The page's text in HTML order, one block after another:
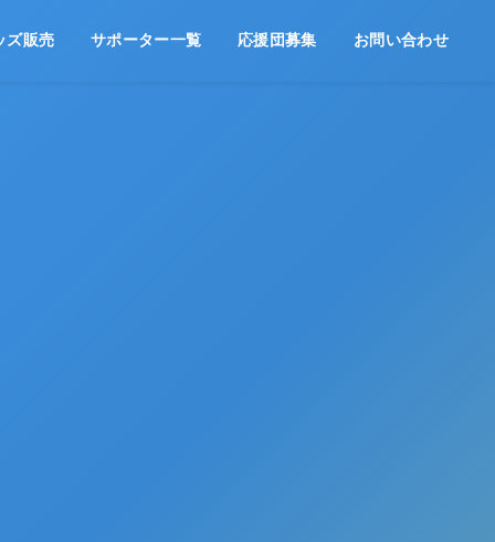
ズ販売 サポーター一覧 応援団募集 お問い合わせ